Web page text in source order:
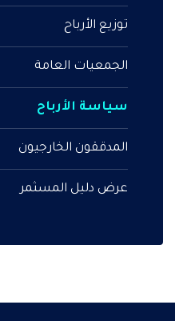
توزيع الأرباح
الجمعيات العامة
سياسة الأرباح
المدققون الخارجيون
عرض دليل المسثمر